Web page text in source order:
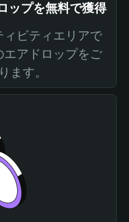
ップを無料で獲得
ビティエリアで
アドロップをご
ます。